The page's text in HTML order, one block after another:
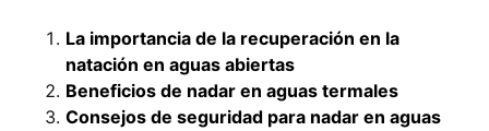
La importancia de la recuperación en la
natación en aguas abiertas
Beneficios de nadar en aguas termales
Consejos de seguridad para nadar en aguas